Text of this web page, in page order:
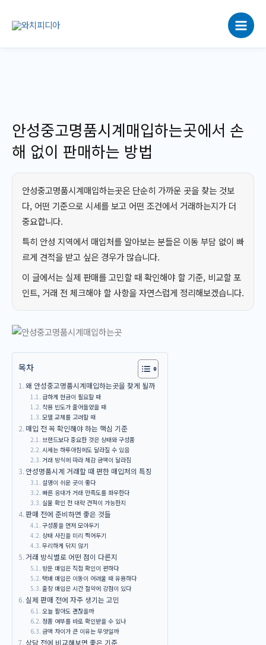
로
안성중고명품시계매입하는곳에서 손
해 없이 판매하는 방법
안성중고명품시계매입하는곳은 단순히 가까운 곳을 찾는 것보
다, 어떤 기준으로 시세를 보고 어떤 조건에서 거래하는지가 더
중요합니다.
특히 안성 지역에서 매입처를 알아보는 분들은 이동 부담 없이 빠
르게 견적을 받고 싶은 경우가 많습니다.
이 글에서는 실제 판매를 고민할 때 확인해야 할 기준, 비교할 포
인트, 거래 전 체크해야 할 사항을 자연스럽게 정리해보겠습니다.
목차
왜 안성중고명품시계매입하는곳을 찾게 될까
급하게 현금이 필요할 때
착용 빈도가 줄어들었을 때
모델 교체를 고려할 때
매입 전 꼭 확인해야 하는 핵심 기준
브랜드보다 중요한 것은 상태와 구성품
시세는 하루아침에도 달라질 수 있음
거래 방식에 따라 체감 금액이 달라짐
안성명품시계 거래할 때 편한 매입처의 특징
설명이 쉬운 곳이 좋다
빠른 응대가 거래 만족도를 좌우한다
실물 확인 전 대략 견적이 가능한지
판매 전에 준비하면 좋은 것들
구성품을 먼저 모아두기
상태 사진을 미리 찍어두기
무리하게 닦지 않기
거래 방식별로 어떤 점이 다른지
방문 매입은 직접 확인이 편하다
택배 매입은 이동이 어려울 때 유용하다
출장 매입은 시간 절약에 강점이 있다
실제 판매 전에 자주 생기는 고민
오늘 팔아도 괜찮을까
정품 여부를 바로 확인받을 수 있나
금액 차이가 큰 이유는 무엇일까
상담 전에 비교해보면 좋은 기준